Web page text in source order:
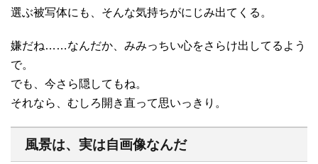
選ぶ被写体にも、そんな気持ちがにじみ出てくる。
嫌だね……なんだか、みみっちい心をさらけ出してるよう
で。
でも、今さら隠してもね。
それなら、むしろ開き直って思いっきり。
風景は、実は自画像なんだ